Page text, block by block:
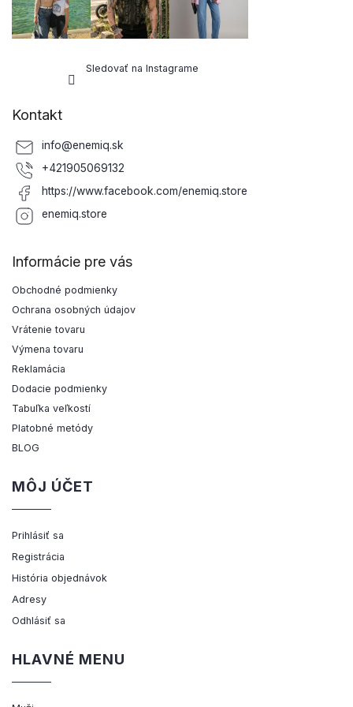
Sledovať na Instagrame
Kontakt
info@enemiq.sk
+421905069132
https://www.facebook.com/enemiq.store
enemiq.store
Informácie pre vás
Obchodné podmienky
Ochrana osobných údajov
Vrátenie tovaru
Výmena tovaru
Reklamácia
Dodacie podmienky
Tabuľka veľkostí
Platobné metódy
BLOG
MÔJ ÚČET
Prihlásiť sa
Registrácia
História objednávok
Adresy
Odhlásiť sa
HLAVNÉ MENU